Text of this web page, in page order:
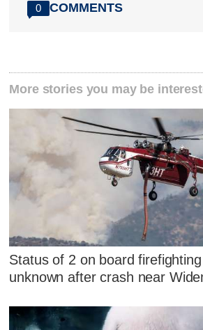
0 COMMENTS
More stories you may be
Status of 2 on board
unknown after crash near